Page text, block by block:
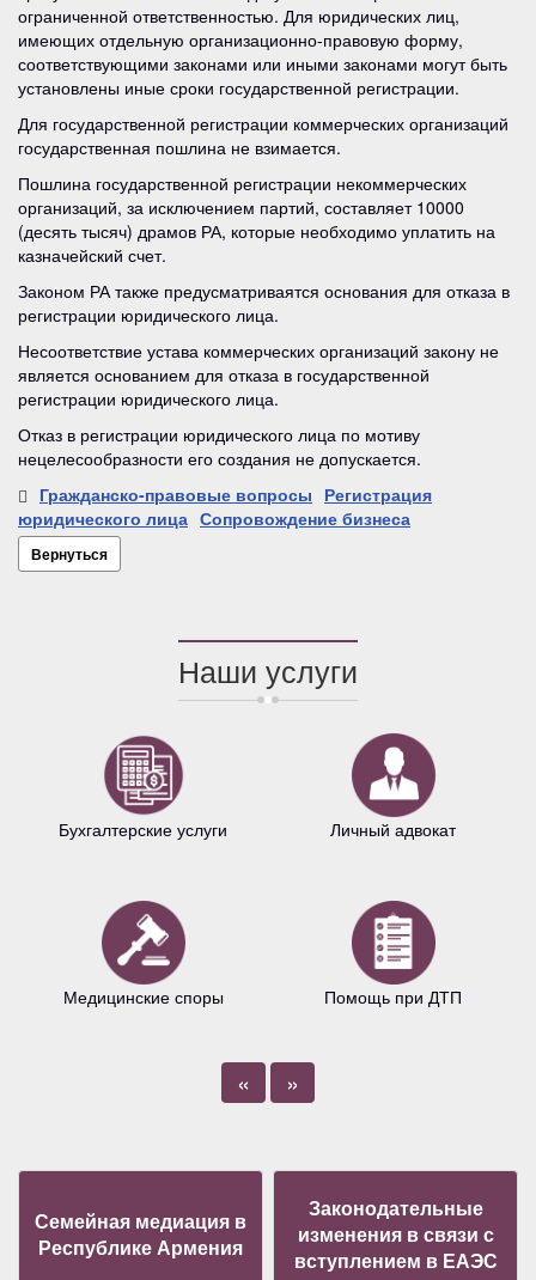
ограниченной ответственностью. Для юридических лиц,
имеющих отдельную организационно-правовую форму,
соответствующими законами или иными законами могут быть
установлены иные сроки государственной регистрации.
Для государственной регистрации коммерческих организаций
государственная пошлина не взимается.
Пошлина государственной регистрации некоммерческих
организаций, за исключением партий, составляет 10000
(десять тысяч) драмов РА, которые необходимо уплатить на
казначейский счет.
Законом РА также предусматриваятся основания для отказа в
регистрации юридического лица.
Несоответствие устава коммерческих организаций закону не
является основанием для отказа в государственной
регистрации юридического лица.
Отказ в регистрации юридического лица по мотиву
нецелесообразности его создания не допускается.
Гражданско-правовые вопросы Регистрация
юридического лица Сопровождение бизнеса
Вернуться
Наши услуги
Бухгалтерские услуги
Медицинские споры
Личный адвокат
Помощь при ДТП
« »
Семейная медиация в
Республике Армения
Законодательные
изменения в связи с
вступлением в ЕАЭС